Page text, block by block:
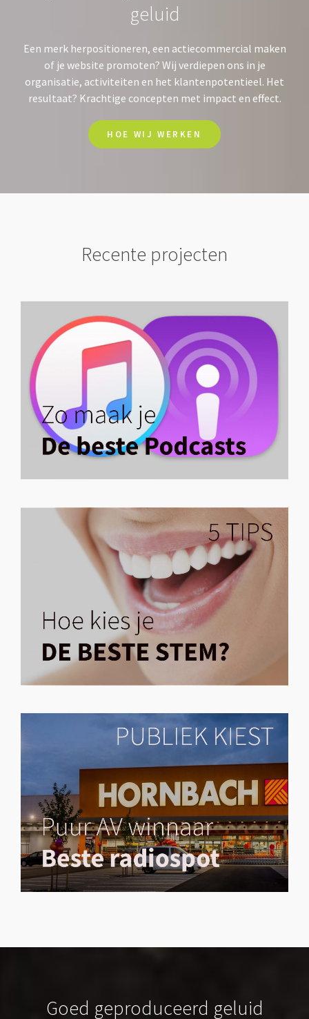
geluid
Een merk herpositioneren, een actiecommercial maken
of je website promoten? Wij verdiepen ons in je
organisatie, activiteiten en het klantenpotentieel. Het
resultaat? Krachtige concepten met impact en effect.
HOE WIJ WERKEN
Recente projecten
Goed geproduceerd geluid